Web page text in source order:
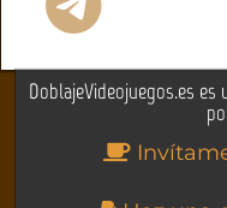
DoblajeVideojuegos.es